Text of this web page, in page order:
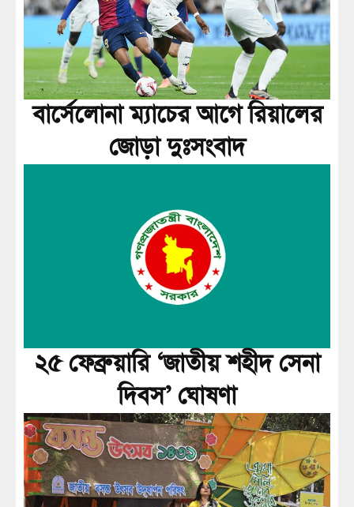
বার্সেলোনা ম্যাচের আগে রিয়ালের
জোড়া দুঃসংবাদ
২৫ ফেব্রুয়ারি ‘জাতীয় শহীদ সেনা
দিবস’ ঘোষণা